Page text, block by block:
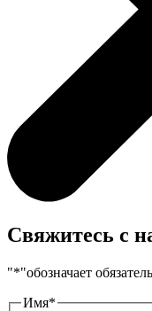
Свяжитесь с
"*"обозначает
Имя*